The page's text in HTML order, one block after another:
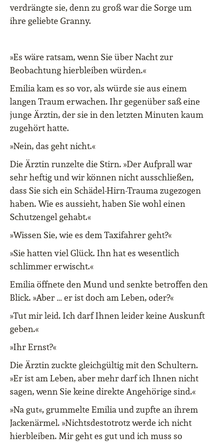
verdrängte sie, denn zu groß war die Sorge um
ihre geliebte Granny.
»Es wäre ratsam, wenn Sie über Nacht zur
Beobachtung hierbleiben würden.«
Emilia kam es so vor, als würde sie aus einem
langen Traum erwachen. Ihr gegenüber saß eine
junge Ärztin, der sie in den letzten Minuten kaum
zugehört hatte.
»Nein, das geht nicht.«
Die Ärztin runzelte die Stirn. »Der Aufprall war
sehr heftig und wir können nicht ausschließen,
dass Sie sich ein Schädel-Hirn-Trauma zugezogen
haben. Wie es aussieht, haben Sie wohl einen
Schutzengel gehabt.«
»Wissen Sie, wie es dem Taxifahrer geht?«
»Sie hatten viel Glück. Ihn hat es wesentlich
schlimmer erwischt.«
Emilia öffnete den Mund und senkte betroffen den
Blick. »Aber … er ist doch am Leben, oder?«
»Tut mir leid. Ich darf Ihnen leider keine Auskunft
geben.«
»Ihr Ernst?«
Die Ärztin zuckte gleichgültig mit den Schultern.
»Er ist am Leben, aber mehr darf ich Ihnen nicht
sagen, wenn Sie keine direkte Angehörige sind.«
»Na gut«, grummelte Emilia und zupfte an ihrem
Jackenärmel. »Nichtsdestotrotz werde ich nicht
hierbleiben. Mir geht es gut und ich muss so